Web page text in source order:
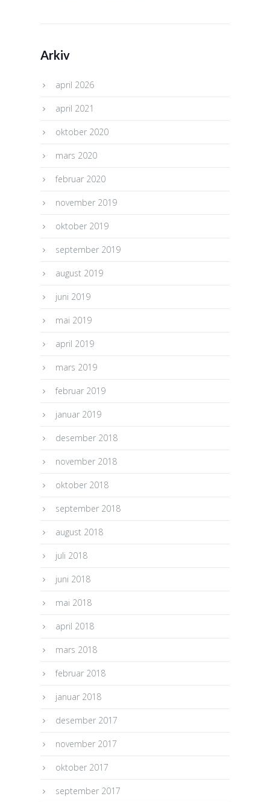
Arkiv
april 2026
april 2021
oktober 2020
mars 2020
februar 2020
november 2019
oktober 2019
september 2019
august 2019
juni 2019
mai 2019
april 2019
mars 2019
februar 2019
januar 2019
desember 2018
november 2018
oktober 2018
september 2018
august 2018
juli 2018
juni 2018
mai 2018
april 2018
mars 2018
februar 2018
januar 2018
desember 2017
november 2017
oktober 2017
september 2017